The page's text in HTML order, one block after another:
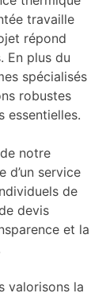
travaille
répond
En plus du
spécialisés
robustes
essentielles.
notre
d’un service
de
devis
et la
valorisons la